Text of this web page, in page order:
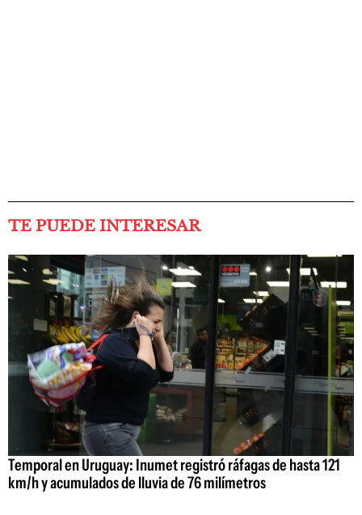
TE PUEDE INTERESAR
Temporal en Uruguay: Inumet registró ráfagas de hasta 121
km/h y acumulados de lluvia de 76 milímetros